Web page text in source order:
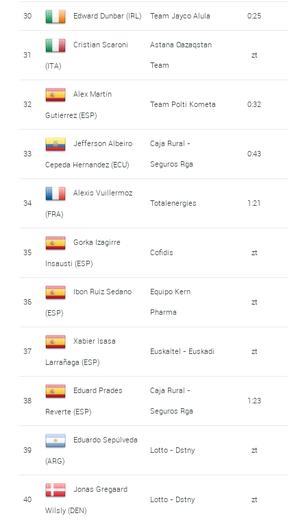
30 Edward Dunbar (IRL) Team Jayco Alula 0:25
31
Cristian Scaroni
(ITA)
Astana Qazaqstan
Team
zt
32
Alex Martin
Gutierrez (ESP)
Team Polti Kometa 0:32
33
Jefferson Albeiro
Cepeda Hernandez (ECU)
Caja Rural -
Seguros Rga
0:43
34
Alexis Vuillermoz
(FRA)
Totalenergies 1:21
35
Gorka Izagirre
Insausti (ESP)
Cofidis zt
36
Ibon Ruiz Sedano
(ESP)
Equipo Kern
Pharma
zt
37
Xabier Isasa
Larrañaga (ESP)
Euskaltel - Euskadi zt
38
Eduard Prades
Reverte (ESP)
Caja Rural -
Seguros Rga
1:23
39
Eduardo Sepúlveda
(ARG)
Lotto - Dstny zt
40
Jonas Gregaard
Wilsly (DEN)
Lotto - Dstny zt